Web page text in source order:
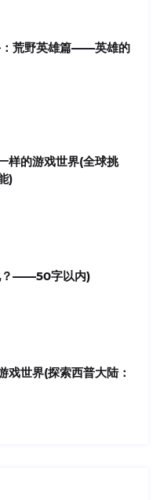
：荒野英雄篇——英雄的
样的游戏世界(全球挑
)
？——50字以内)
戏世界(探索西普大陆：